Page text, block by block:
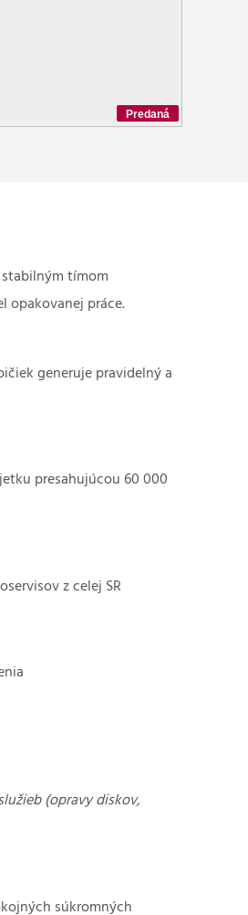
Predaná
stabilným tímom
opakovanej práce.
generuje pravidelný a
presahujúcou 60 000
z celej SR
(opravy diskov,
súkromných